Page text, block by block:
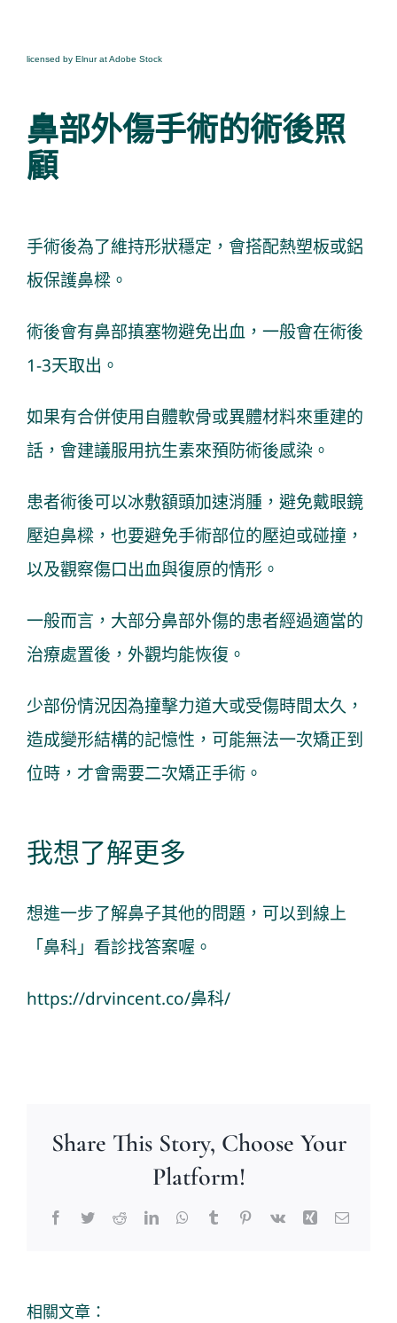
licensed by Elnur at Adobe Stock
鼻部外傷手術的術後照
顧
手術後為了維持形狀穩定，會搭配熱塑板或鋁
板保護鼻樑。
術後會有鼻部搷塞物避免出血，一般會在術後
1-3天取出。
如果有合併使用自體軟骨或異體材料來重建的
話，會建議服用抗生素來預防術後感染。
患者術後可以冰敷額頭加速消腫，避免戴眼鏡
壓迫鼻樑，也要避免手術部位的壓迫或碰撞，
以及觀察傷口出血與復原的情形。
一般而言，大部分鼻部外傷的患者經過適當的
治療處置後，外觀均能恢復。
少部份情況因為撞擊力道大或受傷時間太久，
造成變形結構的記憶性，可能無法一次矯正到
位時，才會需要二次矯正手術。
我想了解更多
想進一步了解鼻子其他的問題，可以到線上
「鼻科」看診找答案喔。
https://drvincent.co/鼻科/
Share This Story, Choose Your
Platform!
Facebook
TwitterRedditLinkedInWhatsApp
TumblrPinterest
Vk Xing Email:
相關文章：